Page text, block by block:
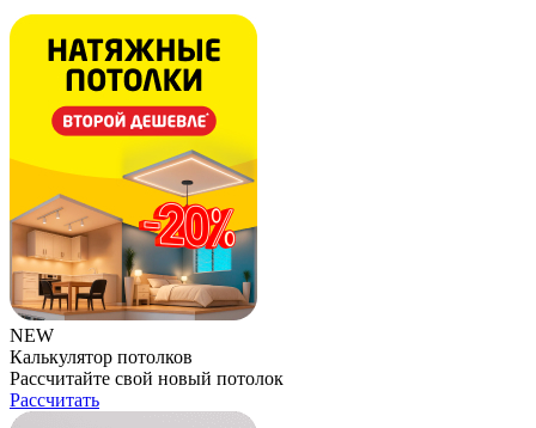
NEW
Калькулятор потолков
Рассчитайте свой новый потолок
Рассчитать